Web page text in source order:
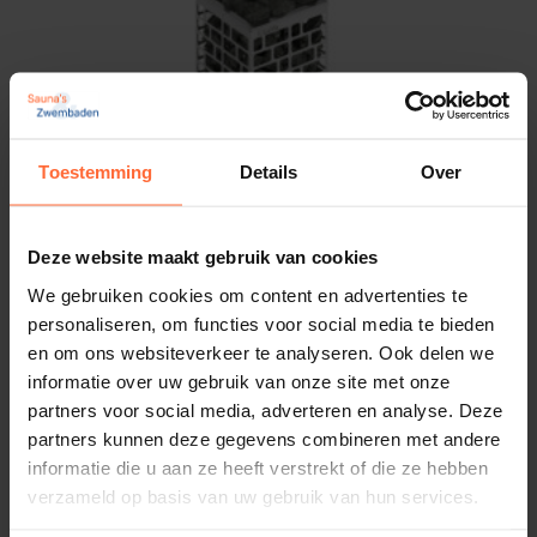
Toestemming Details Over
Deze website maakt gebruik van cookies
We gebruiken cookies om content en advertenties te
personaliseren, om functies voor social media te bieden
en om ons websiteverkeer te analyseren. Ook delen we
informatie over uw gebruik van onze site met onze
partners voor social media, adverteren en analyse. Deze
partners kunnen deze gegevens combineren met andere
informatie die u aan ze heeft verstrekt of die ze hebben
verzameld op basis van uw gebruik van hun services.
uitstraling in je sauna.
Let op: Geen Saunabesturing
Voor de werking van de Sawo Scandia SCA-80NB-Z-
Vergeet ook niet omsaunastenenbij te bestellen
voor een optimale sauna-ervaring!
Bestel de Sawo Scandia SCA-
80NB-Z-C vandaag nog!
Met de Sawo Scandia SCA-80NB-Z-C haal je
kwaliteit, efficiëntie en comfort in huis. Bestel
4894224001006
Afmetingen
Merk
Saunaoven CUBOS, CUB3-45NB-P-C
Vermogen: 4500 Watt - 4,5 kW
Inhoud sauna's: 4 – 6 m³
587,95 ca. 2 weken